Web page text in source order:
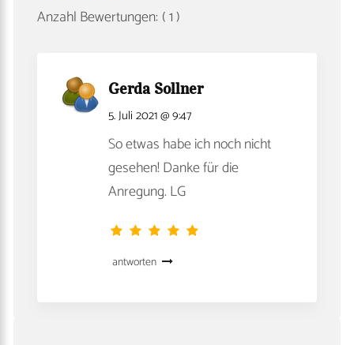
Anzahl Bewertungen: ( 1 )
Gerda Sollner
5. Juli 2021 @ 9:47
So etwas habe ich noch nicht
gesehen! Danke für die
Anregung. LG
antworten